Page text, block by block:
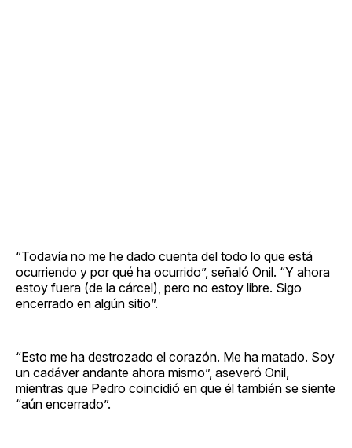
“Todavía no me he dado cuenta del todo lo que está
ocurriendo y por qué ha ocurrido”, señaló Onil. “Y ahora
estoy fuera (de la cárcel), pero no estoy libre. Sigo
encerrado en algún sitio”.
“Esto me ha destrozado el corazón. Me ha matado. Soy
un cadáver andante ahora mismo”, aseveró Onil,
mientras que Pedro coincidió en que él también se siente
“aún encerrado”.